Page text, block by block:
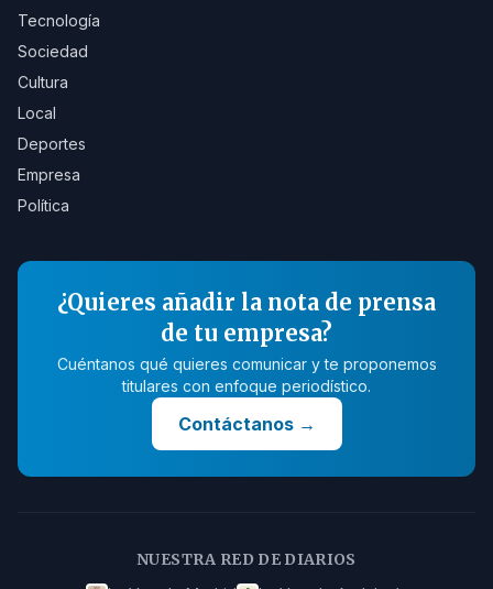
Tecnología
Sociedad
Cultura
Local
Deportes
Empresa
Política
¿Quieres añadir la nota de prensa
de tu empresa?
Cuéntanos qué quieres comunicar y te proponemos
titulares con enfoque periodístico.
Contáctanos→
NUESTRA RED DE DIARIOS